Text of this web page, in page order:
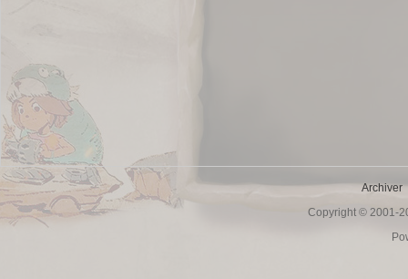
uz!
Archiver
Copyright © 2001-